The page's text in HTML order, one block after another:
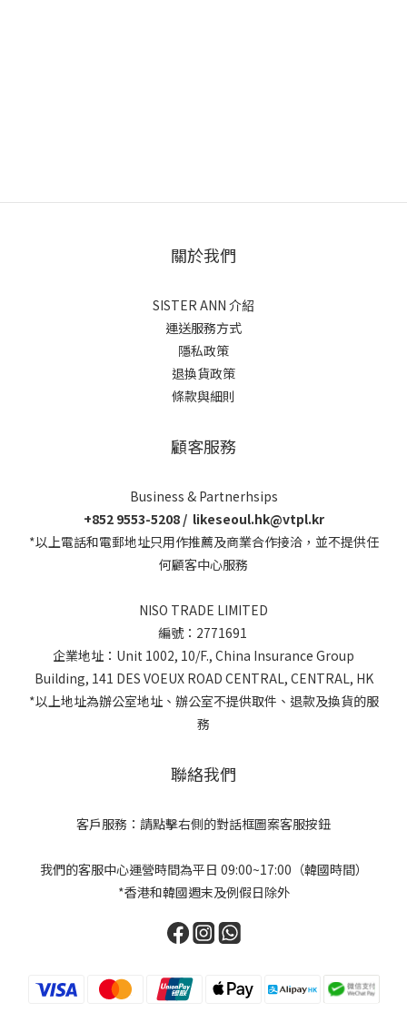
關於我們
SISTER ANN 介紹
運送服務方式
隱私政策
退換貨政策
條款與細則
顧客服務
Business & Partnerhsips
+852 9553-5208 / likeseoul.hk@vtpl.kr
*以上電話和電郵地址只用作推薦及商業合作接洽，並不提供任
何顧客中心服務
NISO TRADE LIMITED
編號：2771691
企業地址：Unit 1002, 10/F., China Insurance Group
Building, 141 DES VOEUX ROAD CENTRAL, CENTRAL, HK
*以上地址為辦公室地址、辦公室不提供取件、退款及換貨的服
務
聯絡我們
客戶服務：請點擊右側的對話框圖案客服按鈕
我們的客服中心運營時間為平日 09:00~17:00（韓國時間）
*香港和韓國週末及例假日除外